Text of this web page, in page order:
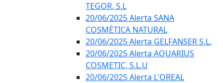
TEGOR, S.L
20/06/2025 Alerta SANA
COSMÉTICA NATURAL
20/06/2025 Alerta GELFANSER S.L.
20/06/2025 Alerta AQUARIUS
COSMETIC, S.L.U
20/06/2025 Alerta L'OREAL